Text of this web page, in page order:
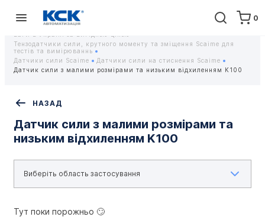
0
Головна Обладнання
Контрольно-вимірювальні прилади
Тензодатчики та тензометричні датчики Scaime - Купити датчики
Тензодатчики сили, крутного моменту та зміщення Scaime для
тестів та вимірюваннь
Датчики сили Scaime
Датчики сили на стиснення Scaime
Датчик сили з малими розмірами та низьким відхиленням K100
НАЗАД
Датчик сили з малими розмірами та
низьким відхиленням K100
Тут поки порожньо 🙄